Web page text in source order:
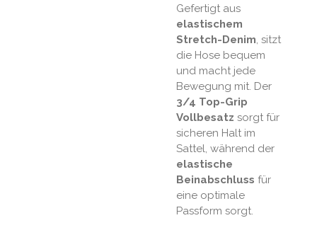
Gefertigt aus
elastischem
Stretch-Denim, sitzt
die Hose bequem
und macht jede
Bewegung mit. Der
3/4 Top-Grip
Vollbesatz sorgt für
sicheren Halt im
Sattel, während der
elastische
Beinabschluss für
eine optimale
Passform sorgt.